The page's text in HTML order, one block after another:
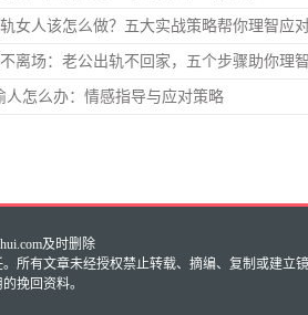
女人该怎么做？五大实战策略帮你理智应
不离场：老公出轨不回家，五个步骤助你理智
人怎么办：情感指导与应对策略
及时删除
所有文章未经授权禁止转载、摘编、复制或建立
挽回资料。